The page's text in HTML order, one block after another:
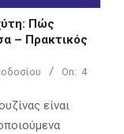
Πώς
– Πρακτικός
On: 4
είναι